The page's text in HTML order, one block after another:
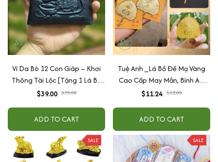
Ví Da Bò 12 Con Giáp – Khơi
Thông Tài Lộc [Tặng 1 Lá Bồ
Đề ]
$39.00 $75.00
ADD TO CART
Tuệ Anh _Lá Bồ Đề Mạ Vàng
Cao Cấp May Mắn, Bình An,
Chiêu Tài Lộc
$11.24 $12.00
ADD TO CART
SALE SALE